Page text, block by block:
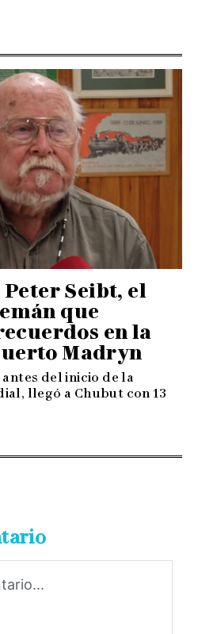
Seibt, el
que
en la
Madryn
del inicio de la
llegó a Chubut con 13